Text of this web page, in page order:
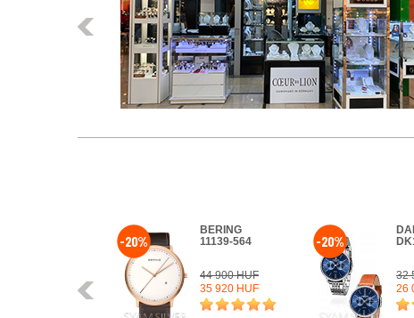
Előző
Előző
BERING
11139-564
44 900 HUF
35 920 HUF
-20%
32
26
-20%